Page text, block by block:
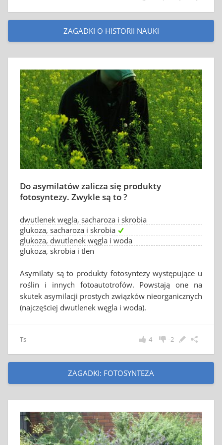
ZAGADKI O HISTORII NAUKI
Do asymilatów zalicza się produkty
fotosyntezy. Zwykle są to ?
dwutlenek węgla, sacharoza i skrobia
glukoza, sacharoza i skrobia
glukoza, dwutlenek węgla i woda
glukoza, skrobia i tlen
Asymilaty są to produkty fotosyntezy występujące u
roślin i innych fotoautotrofów. Powstają one na
skutek asymilacji prostych związków nieorganicznych
(najczęściej dwutlenek węgla i woda).
Ts -2
4
ZAGADKI: FOTOSYNTEZA